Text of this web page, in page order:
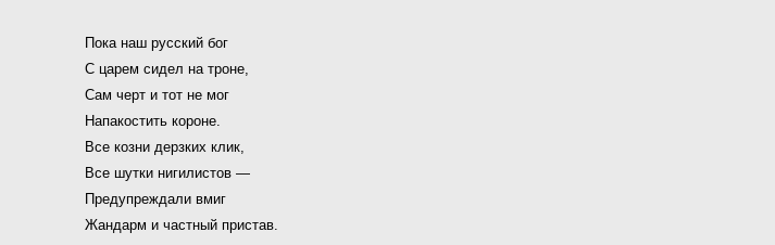
Пока наш русский бог
С царем сидел на троне,
Сам черт и тот не мог
Напакостить короне.
Все козни дерзких клик,
Все шутки нигилистов —
Предупреждали вмиг
Жандарм и частный пристав.